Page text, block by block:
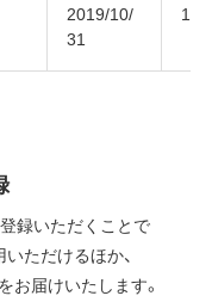
2019/10/
31
録いただくことで
ただけるほか、
お届けいたします。